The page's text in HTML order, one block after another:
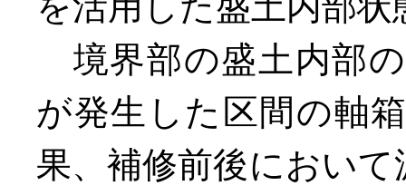
境界部の盛土内部
が発生した区間の軸
果、補修前後におい